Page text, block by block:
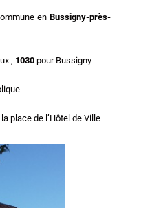
en Bussigny-près-
, 1030 pour Bussigny
place de l’Hôtel de Ville